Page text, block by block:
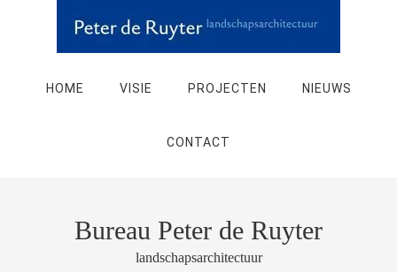
HOME VISIE PROJECTEN NIEUWS
CONTACT
Bureau Peter de Ruyter
landschapsarchitectuur